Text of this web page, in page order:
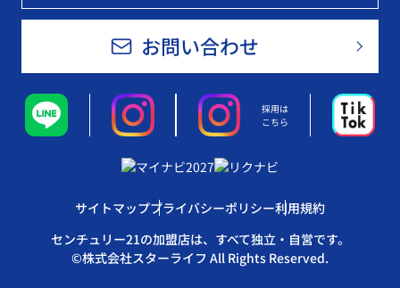
お問い合わせ
採用は
こちら
サイトマッププライバシーポリシー利用規約
センチュリー21の加盟店は、すべて独立・自営です。
©株式会社スターライフ All Rights Reserved.